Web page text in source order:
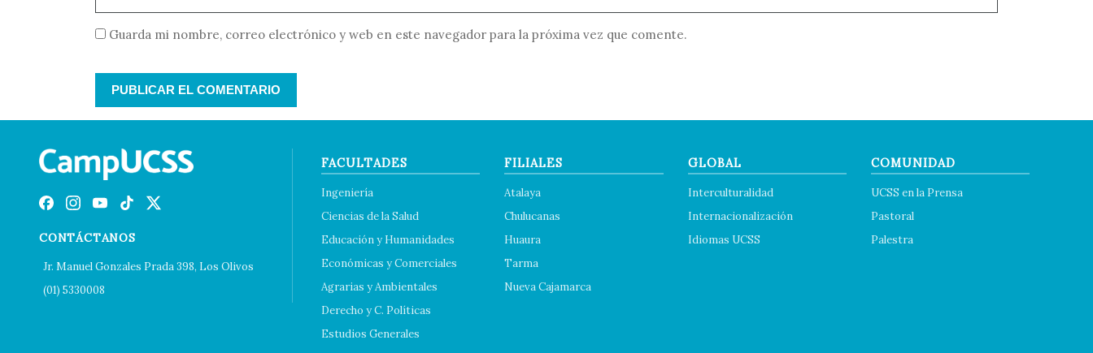
Guarda mi nombre, correo electrónico y web en este navegador para la próxima vez que comente.
CONTÁCTANOS
Jr. Manuel Gonzales Prada 398, Los Olivos
(01) 5330008
FACULTADES
Ingeniería
Ciencias de la Salud
Educación y Humanidades
Económicas y Comerciales
Agrarias y Ambientales
Derecho y C. Políticas
Estudios Generales
FILIALES
Atalaya
Chulucanas
Huaura
Tarma
Nueva Cajamarca
GLOBAL
Interculturalidad
Internacionalización
Idiomas UCSS
COMUNIDAD
UCSS en la Prensa
Pastoral
Palestra